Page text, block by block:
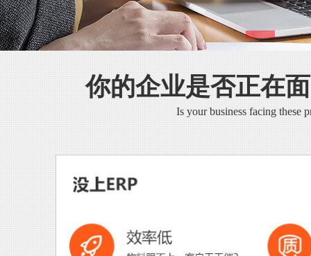
你的企业是否正在
Is your business facing these